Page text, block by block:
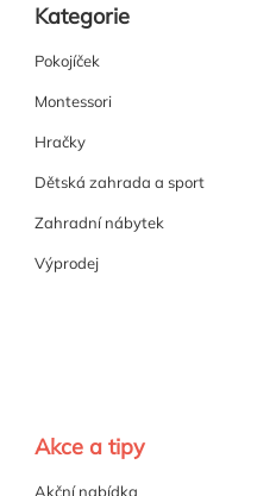
Kategorie
Pokojíček
Montessori
Hračky
Dětská zahrada a sport
Zahradní nábytek
Výprodej
Akce a tipy
Akční nabídka